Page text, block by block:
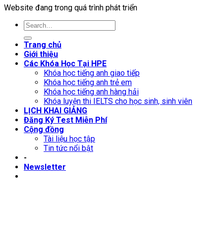
Website đang trong quá trình phát triển
Trang chủ
Giới thiệu
Các Khóa Học Tại HPE
Khóa học tiếng anh giao tiếp
Khóa học tiếng anh trẻ em
Khóa học tiếng anh hàng hải
Khóa luyện thi IELTS cho học sinh, sinh viên
LỊCH KHAI GIẢNG
Đăng Ký Test Miễn Phí
Cộng đồng
Tài liệu học tập
Tin tức nổi bật
-
Newsletter